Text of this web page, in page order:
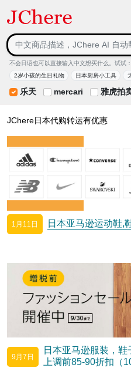
不会日语也可以直接输入中文想买什么。试试：
2岁小孩的生日礼物
日本厨房小工具
乐天 mercari 雅虎拍
JChere日本代购转运有优惠
1月11日 日本亚马逊运动鞋,
9月7日
日本亚马逊服装，
上调前85-90折扣（